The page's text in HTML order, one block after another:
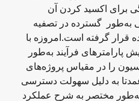
برای اکسید کردن آن
به‌طور گسترده در تصفیه
قرار گرفته است.امروزه با
پارامترهای فرآیند به‌طور
را در مقیاس پروژه‌های
به دلیل سهولت دسترسی
مختصر به شرح عملکرد